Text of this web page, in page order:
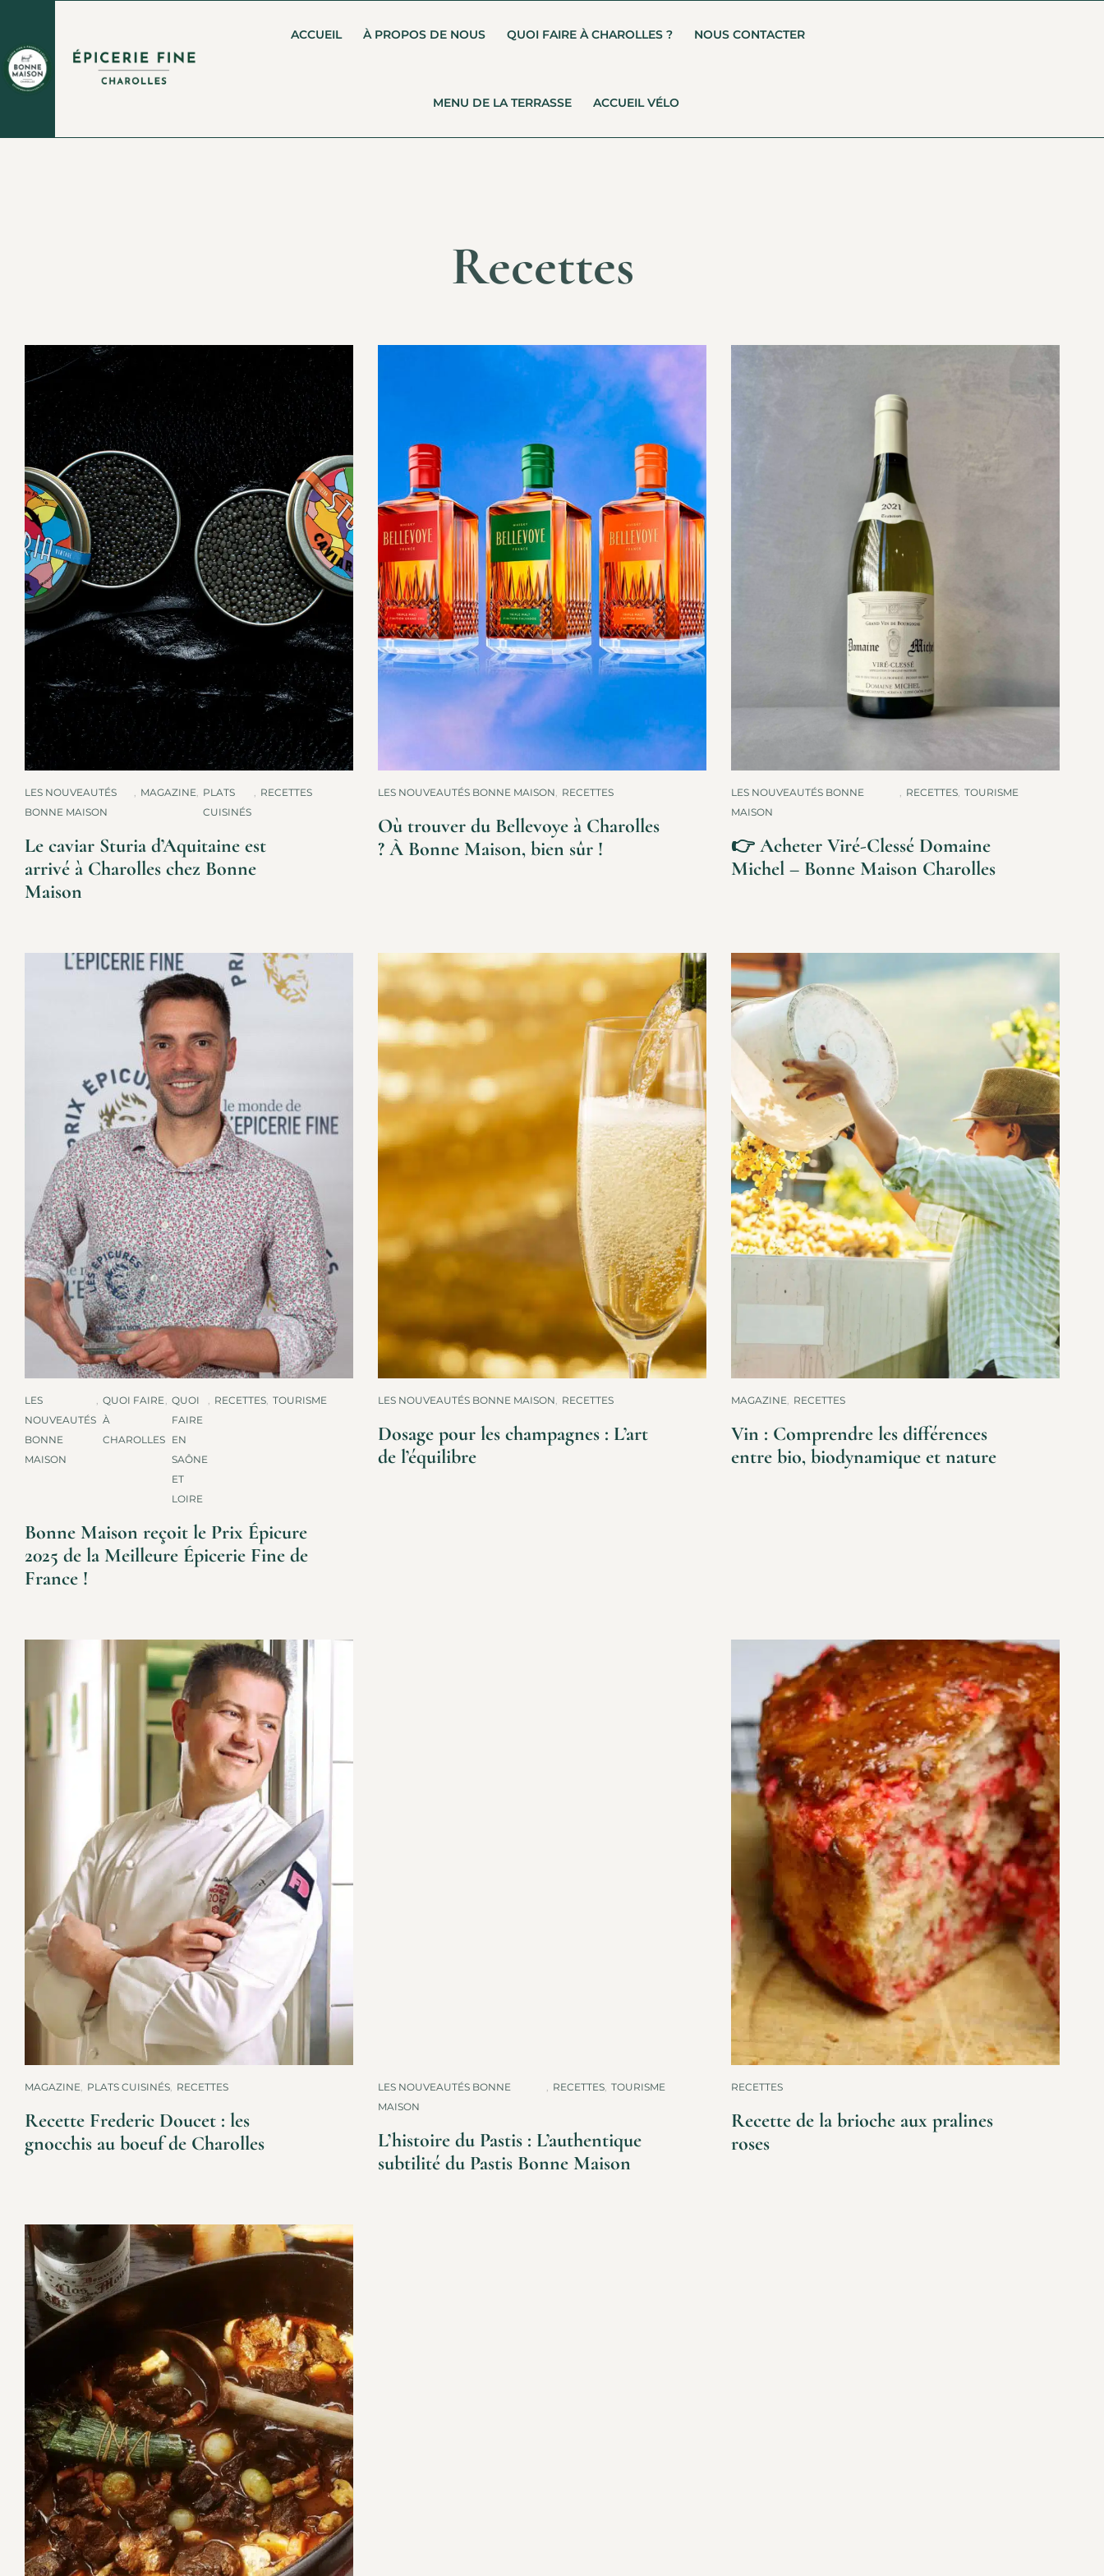
ACCUEIL À PROPOS DE NOUS QUOI FAIRE À CHAROLLES ? NOUS CONTACTER
MENU DE LA TERRASSE ACCUEIL VÉLO
Recettes
LES NOUVEAUTÉS
BONNE MAISON
, MAGAZINE, PLATS
CUISINÉS
, RECETTES
Le caviar Sturia d’Aquitaine est
arrivé à Charolles chez Bonne
Maison
LES NOUVEAUTÉS BONNE MAISON, RECETTES
Où trouver du Bellevoye à Charolles
? À Bonne Maison, bien sûr !
LES NOUVEAUTÉS BONNE
MAISON
, RECETTES, TOURISME
👉 Acheter Viré-Clessé Domaine
Michel – Bonne Maison Charolles
LES
NOUVEAUTÉS
BONNE
MAISON
, QUOI FAIRE
À
CHAROLLES
, QUOI
FAIRE
EN
SAÔNE
ET
LOIRE
, RECETTES, TOURISME
Bonne Maison reçoit le Prix Épicure
2025 de la Meilleure Épicerie Fine de
France !
LES NOUVEAUTÉS BONNE MAISON, RECETTES
Dosage pour les champagnes : L’art
de l’équilibre
MAGAZINE, RECETTES
Vin : Comprendre les différences
entre bio, biodynamique et nature
MAGAZINE, PLATS CUISINÉS, RECETTES
Recette Frederic Doucet : les
gnocchis au boeuf de Charolles
LES NOUVEAUTÉS BONNE
MAISON
, RECETTES, TOURISME
L’histoire du Pastis : L’authentique
subtilité du Pastis Bonne Maison
RECETTES
Recette de la brioche aux pralines
roses